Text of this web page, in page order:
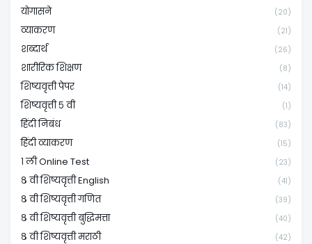
योगासने (20)
व्याकरण (21)
शब्दार्थ (26)
शारीरिक शिक्षण (8)
शिष्यवृत्ती पेपर (14)
शिष्यवृत्ती ५ वी (1)
हिंदी निबंध (83)
हिंदी व्याकरण (15)
१ ली Online Test (23)
८ वी शिष्यवृत्ती English (41)
८ वी शिष्यवृत्ती गणित (39)
८ वी शिष्यवृत्ती बुद्धिमत्ता (40)
८ वी शिष्यवृत्ती मराठी (42)